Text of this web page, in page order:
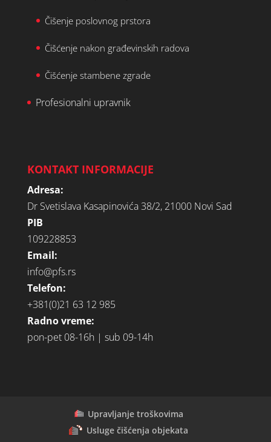
Čišenje poslovnog prstora
Čišćenje nakon građevinskih radova
Čišćenje stambene zgrade
Profesionalni upravnik
KONTAKT INFORMACIJE
Adresa:
Dr Svetislava Kasapinovića 38/2, 21000 Novi Sad
PIB
109228853
Email:
info@pfs.rs
Telefon:
+381(0)21 63 12 985
Radno vreme:
pon-pet 08-16h | sub 09-14h
Upravljanje troškovima
Usluge čišćenja objekata